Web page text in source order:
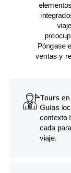
Póngase
ventas y
Tours
Guías
contexto
cada
viaje.